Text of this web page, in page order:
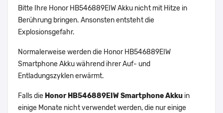
Bitte Ihre Honor HB546889EIW Akku nicht mit Hitze in
Berührung bringen. Ansonsten entsteht die
Explosionsgefahr.
Normalerweise werden die Honor HB546889EIW
Smartphone Akku während ihrer Auf- und
Entladungszyklen erwärmt.
Falls die Honor HB546889EIW Smartphone Akku in
einige Monate nicht verwendet werden, die nur einige